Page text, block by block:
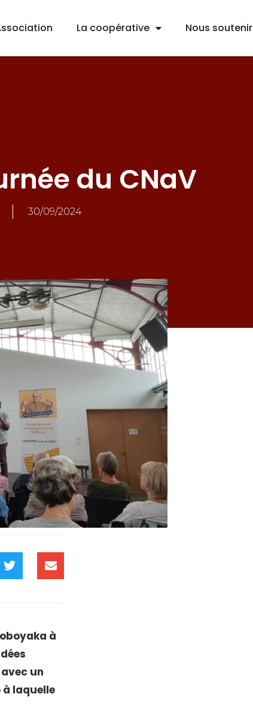
La coopérative Nous soutenir
du CNaV
30/09/2024
à
un
laquelle